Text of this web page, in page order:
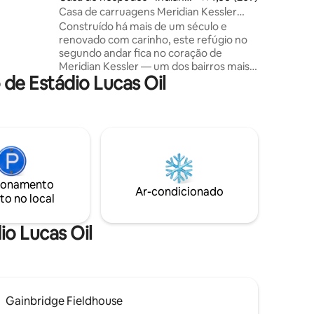
polis
Casa de carruagens Meridian Kessler
encantadora
Construído há mais de um século e
renovado com carinho, este refúgio no
segundo andar fica no coração de
Meridian Kessler — um dos bairros mais
queridos do centro de Indianápolis, com
ruas arborizadas e tranquilas para
uma ou duas pessoas. Perto de ótima
comida. Parece um lar. Apaixonada pelo
Meridian Kessler? Ficamos felizes em
compartilhar nossos lugares favoritos —
corretores de imóveis.
Estádio Lucas Oil
no local
Ar-condicionado
Lucas Oil
Gainbridge Fieldhouse